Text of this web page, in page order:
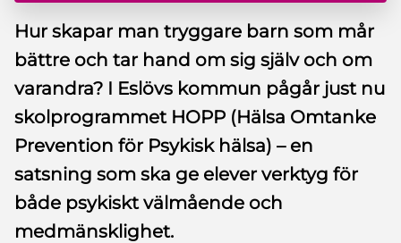
Hur skapar man tryggare barn som mår
bättre och tar hand om sig själv och om
varandra? I Eslövs kommun pågår just nu
skolprogrammet HOPP (Hälsa Omtanke
Prevention för Psykisk hälsa) – en
satsning som ska ge elever verktyg för
både psykiskt välmående och
medmänsklighet.